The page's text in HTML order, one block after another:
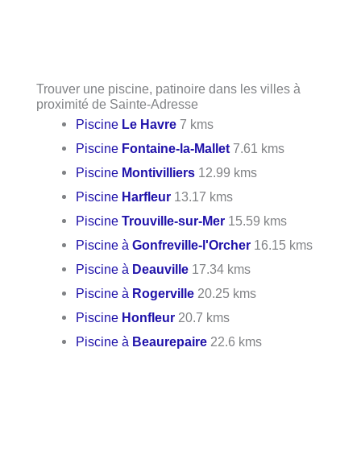
Trouver une piscine, patinoire dans les villes à
proximité de Sainte-Adresse
Piscine Le Havre 7 kms
Piscine Fontaine-la-Mallet 7.61 kms
Piscine Montivilliers 12.99 kms
Piscine Harfleur 13.17 kms
PiscineTrouville-sur-Mer 15.59 kms
Piscine àGonfreville-l'Orcher 16.15 kms
Piscine à Deauville 17.34 kms
Piscine à Rogerville 20.25 kms
Piscine Honfleur 20.7 kms
Piscine à Beaurepaire 22.6 kms